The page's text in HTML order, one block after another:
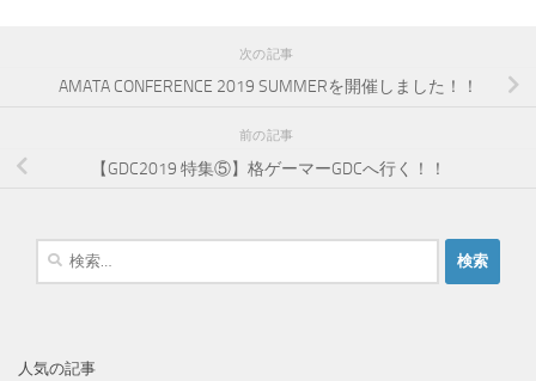
次の記事
AMATA CONFERENCE 2019 SUMMERを開催しました！！
前の記事
【GDC2019 特集⑤】格ゲーマーGDCへ行く！！
人気の記事